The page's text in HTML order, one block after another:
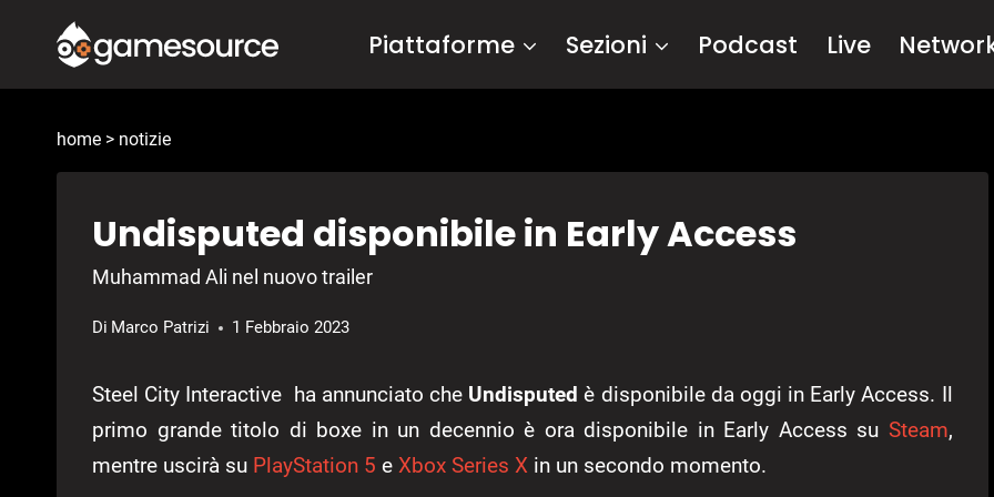
contenuto
Piattaforme Sezioni Podcast Live
home > notizie
Undisputed disponibile in Early Access
Muhammad Ali nel nuovo trailer
Di Marco Patrizi 1 Febbraio 2023
Steel City Interactive ha annunciato che Undisputed è disponibile da oggi in Early Access. Il
primo grande titolo di boxe in un decennio è ora disponibile in Early Access su Steam,
mentre uscirà su PlayStation 5 e Xbox Series X in un secondo momento.